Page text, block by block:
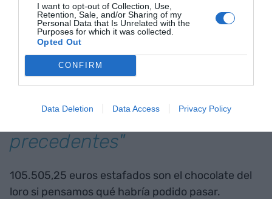
I want to opt-out of Collection, Use,
Retention, Sale, and/or Sharing of my
Personal Data that Is Unrelated with the
Purposes for which it was collected.
Opted Out
CONFIRM
Data Deletion Data Access Privacy Policy
"Twitter tiene una presencia
desproporcionada en los
medios de comunicación y
el debate público sin
precedentes"
105.505,25 euros estafados son el chocolate del
loro si pensamos qué habría podido pasar.